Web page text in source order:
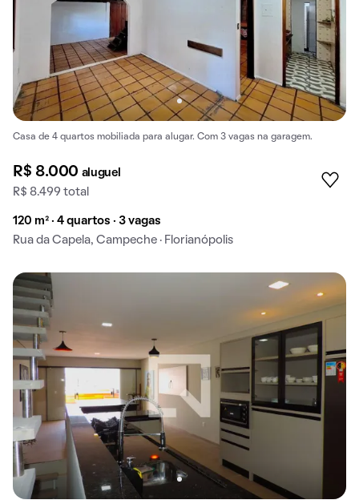
Casa de 4 quartos mobiliada para alugar. Com 3 vagas na garagem.
R$ 8.000 aluguel
R$ 8.499 total
120 m² · 4 quartos · 3 vagas
Rua da Capela, Campeche · Florianópolis